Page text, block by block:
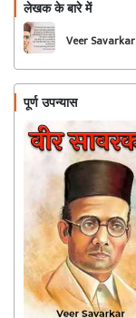
लेखक के बारे में
Veer Savarkar
पूर्ण उपन्यास